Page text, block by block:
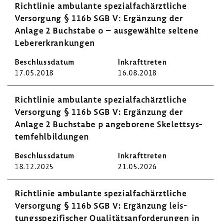
Richt­linie ambu­lante spezi­al­fach­ärzt­liche
Versor­gung § 116b SGB V: Ergän­zung der
Anlage 2 Buch­stabe o – ausge­wählte seltene
Leber­er­kran­kungen
17.05.2018 16.08.2018
Richt­linie ambu­lante spezi­al­fach­ärzt­liche
Versor­gung § 116b SGB V: Ergän­zung der
Anlage 2 Buch­stabe p ange­bo­rene Skelett­sys­
tem­fehl­bil­dungen
18.12.2025 21.05.2026
Richt­linie ambu­lante spezi­al­fach­ärzt­liche
Versor­gung § 116b SGB V: Ergän­zung leis­
tungs­spe­zi­fi­scher Quali­täts­an­for­de­rungen in